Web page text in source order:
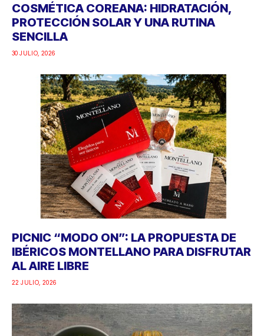
COSMÉTICA COREANA: HIDRATACIÓN,
PROTECCIÓN SOLAR Y UNA RUTINA
SENCILLA
30 JULIO, 2026
PICNIC “MODO ON”: LA PROPUESTA DE
IBÉRICOS MONTELLANO PARA DISFRUTAR
AL AIRE LIBRE
22 JULIO, 2026